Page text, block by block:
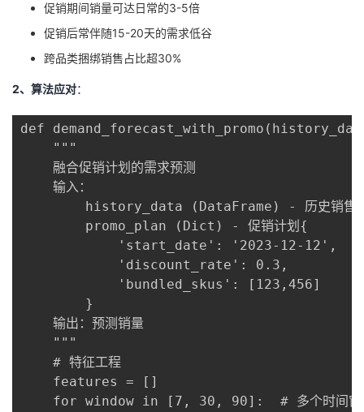
促销期间销量可达日常的3-5倍
促销后常伴随15-20天的需求低谷
跨品类捆绑销售占比超30%
2、算法应对：
def
    """
    融合促销计划的需求预测
    输入：
history_data (DataFrame) - 历史销售
        promo_plan (Dict) - 促销计划{
            'start_date': '2023-12-12',
            'discount_rate': 0.3,
            'bundled_skus': [123,456]
        }
    输出：预测销量
    """
    # 特征工程
    features = []
for window in [7, 30, 90]:  # 多个时间窗